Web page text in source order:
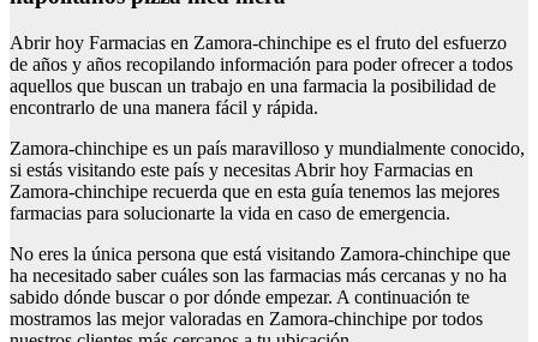
Abrir hoy Farmacias en Zamora-chinchipe es el fruto del esfuerzo
de años y años recopilando información para poder ofrecer a todos
aquellos que buscan un trabajo en una farmacia la posibilidad de
encontrarlo de una manera fácil y rápida.
Zamora-chinchipe es un país maravilloso y mundialmente conocido,
si estás visitando este país y necesitas Abrir hoy Farmacias en
Zamora-chinchipe recuerda que en esta guía tenemos las mejores
farmacias para solucionarte la vida en caso de emergencia.
No eres la única persona que está visitando Zamora-chinchipe que
ha necesitado saber cuáles son las farmacias más cercanas y no ha
sabido dónde buscar o por dónde empezar. A continuación te
mostramos las mejor valoradas en Zamora-chinchipe por todos